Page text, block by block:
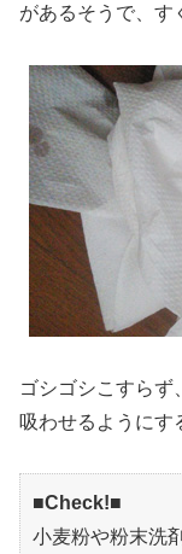
があるそうで、す
ゴシゴシこすらず
吸わせるようにす
■Check!■
小麦粉や粉末洗